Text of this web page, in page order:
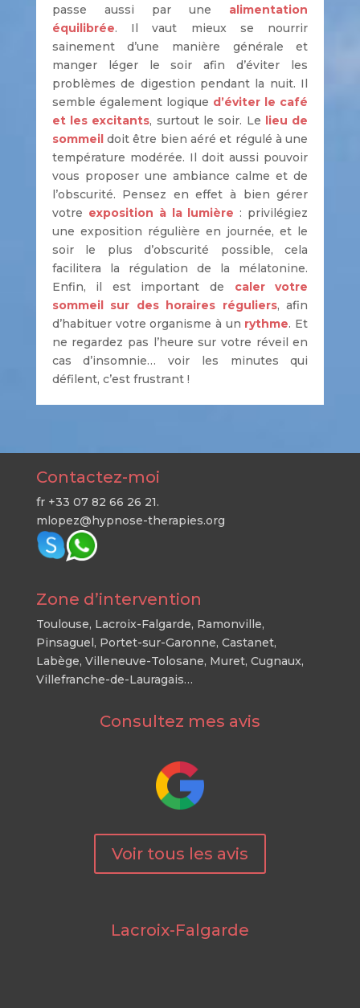
passe aussi par une alimentation
équilibrée. Il vaut mieux se nourrir
sainement d’une manière générale et
manger léger le soir afin d’éviter les
problèmes de digestion pendant la nuit. Il
semble également logique d’éviter le café
et les excitants, surtout le soir. Le lieu de
sommeildoit être bien aéré et régulé à une
température modérée. Il doit aussi pouvoir
vous proposer une ambiance calme et de
l’obscurité. Pensez en effet à bien gérer
votre exposition à la lumière : privilégiez
une exposition régulière en journée, et le
soir le plus d’obscurité possible, cela
facilitera la régulation de la mélatonine.
Enfin, il est important de caler votre
sommeil sur des horaires réguliers, afin
d’habituer votre organisme à un rythme. Et
ne regardez pas l’heure sur votre réveil en
cas d’insomnie… voir les minutes qui
défilent, c’est frustrant !
Contactez-moi
fr +33 07 82 66 26 21.
mlopez@hypnose-therapies.org
Zone d’intervention
Toulouse, Lacroix-Falgarde, Ramonville,
Pinsaguel, Portet-sur-Garonne, Castanet,
Labège, Villeneuve-Tolosane, Muret, Cugnaux,
Villefranche-de-Lauragais…
Consultez mes avis
Voir tous les avis
Lacroix-Falgarde